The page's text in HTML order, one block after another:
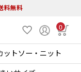
料無料
0
ットソー・ニット